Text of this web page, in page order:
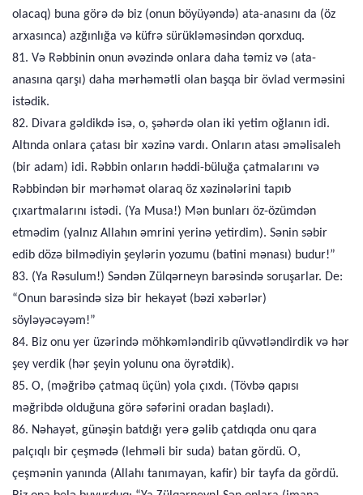
olacaq) buna görə də biz (onun böyüyəndə) ata-anasını da (öz
arxasınca) azğınlığa və küfrə sürükləməsindən qorxduq.
81. Və Rəbbinin onun əvəzində onlara daha təmiz və (ata-
anasına qarşı) daha mərhəmətli olan başqa bir övlad verməsini
istədik.
82. Divara gəldikdə isə, o, şəhərdə olan iki yetim oğlanın idi.
Altında onlara çatası bir xəzinə vardı. Onların atası əməlisaleh
(bir adam) idi. Rəbbin onların həddi-büluğa çatmalarını və
Rəbbindən bir mərhəmət olaraq öz xəzinələrini tapıb
çıxartmalarını istədi. (Ya Musa!) Mən bunları öz-özümdən
etmədim (yalnız Allahın əmrini yerinə yetirdim). Sənin səbir
edib dözə bilmədiyin şeylərin yozumu (batini mənası) budur!”
83. (Ya Rəsulum!) Səndən Zülqərneyn barəsində soruşarlar. De:
“Onun barəsində sizə bir hekayət (bəzi xəbərlər)
söyləyəcəyəm!”
84. Biz onu yer üzərində möhkəmləndirib qüvvətləndirdik və hər
şey verdik (hər şeyin yolunu ona öyrətdik).
85. O, (məğribə çatmaq üçün) yola çıxdı. (Tövbə qapısı
məğribdə olduğuna görə səfərini oradan başladı).
86. Nəhayət, günəşin batdığı yerə gəlib çatdıqda onu qara
palçıqlı bir çeşmədə (lehməli bir suda) batan gördü. O,
çeşmənin yanında (Allahı tanımayan, kafir) bir tayfa da gördü.